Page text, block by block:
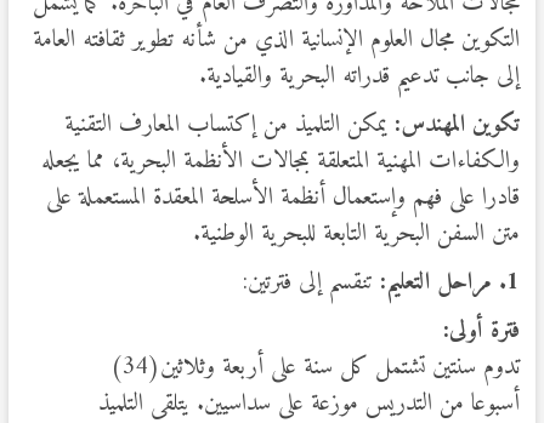
التكوين مجال العلوم الإنسانية الذي من شأنه تطوير ثقافته العامة
إلى جانب تدعيم قدراته البحرية والقيادية.
تكوين المهندس: يمكن التلميذ من إكتساب المعارف التقنية
والكفاءات المهنية المتعلقة بمجالات الأنظمة البحرية، مما يجعله
قادرا على فهم وإستعمال أنظمة الأسلحة المعقدة المستعملة على
متن السفن البحرية التابعة للبحرية الوطنية.
1. مراحل التعليم:
تنقسم إلى فترتين:
فترة أولى:
تدوم سنتين تشتمل كل سنة على أربعة وثلاثين(34)
أسبوعا من التدريس موزعة على سداسيين. يتلقى التلميذ